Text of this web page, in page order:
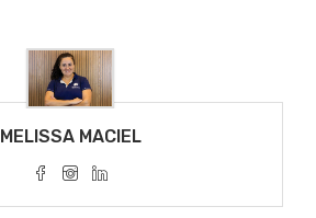
MELISSA MACIEL